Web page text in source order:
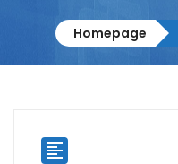
Columnistas
Contacto
Homepage
